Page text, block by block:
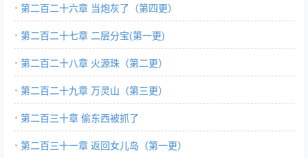
第二百二十六章 当炮灰了（第四更）
第二百二十七章 二层分宝(第一更)
第二百二十八章 火源珠（第二更）
第二百二十九章 万灵山（第三更）
第二百三十章 偷东西被抓了
第二百三十一章 返回女儿岛（第一更）